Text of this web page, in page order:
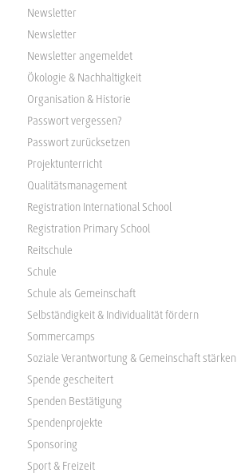
Newsletter
Newsletter
Newsletter angemeldet
Ökologie & Nachhaltigkeit
Organisation & Historie
Passwort vergessen?
Passwort zurücksetzen
Projektunterricht
Qualitätsmanagement
Registration International School
Registration Primary School
Reitschule
Schule
Schule als Gemeinschaft
Selbständigkeit & Individualität fördern
Sommercamps
Soziale Verantwortung & Gemeinschaft stärken
Spende gescheitert
Spenden Bestätigung
Spendenprojekte
Sponsoring
Sport & Freizeit